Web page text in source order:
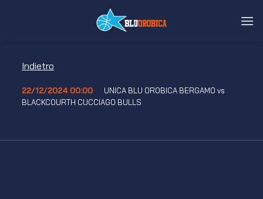
Indietro
22/12/2024 00:00
UNICA BLU OROBICA BERGAMO vs
BLACKCOURTH CUCCIAGO BULLS